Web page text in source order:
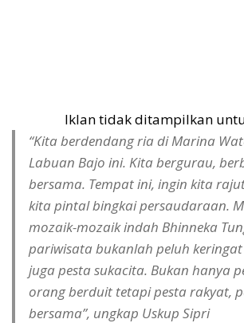
Iklan tidak ditampilkan
“Kita berdendang ria di Marina
Labuan Bajo ini. Kita bergurau,
bersama. Tempat ini, ingin kita
kita pintal bingkai persaudaraan.
mozaik-mozaik indah Bhinneka
pariwisata bukanlah peluh
juga pesta sukacita. Bukan hanya
orang berduit tetapi pesta rakyat,
bersama”, ungkap Uskup Sipri